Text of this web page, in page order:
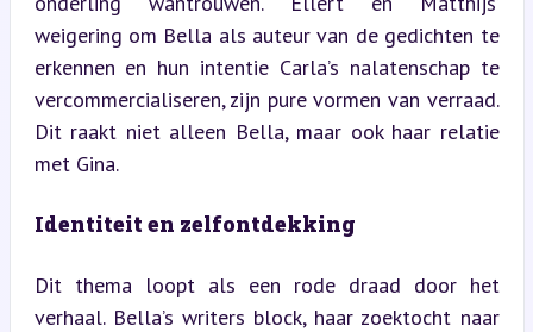
weigering om Bella als auteur van de gedichten te
erkennen en hun intentie Carla’s nalatenschap te
vercommercialiseren, zijn pure vormen van verraad.
Dit raakt niet alleen Bella, maar ook haar relatie
met Gina.
Identiteit en zelfontdekking
Dit thema loopt als een rode draad door het
verhaal. Bella’s writers block, haar zoektocht naar